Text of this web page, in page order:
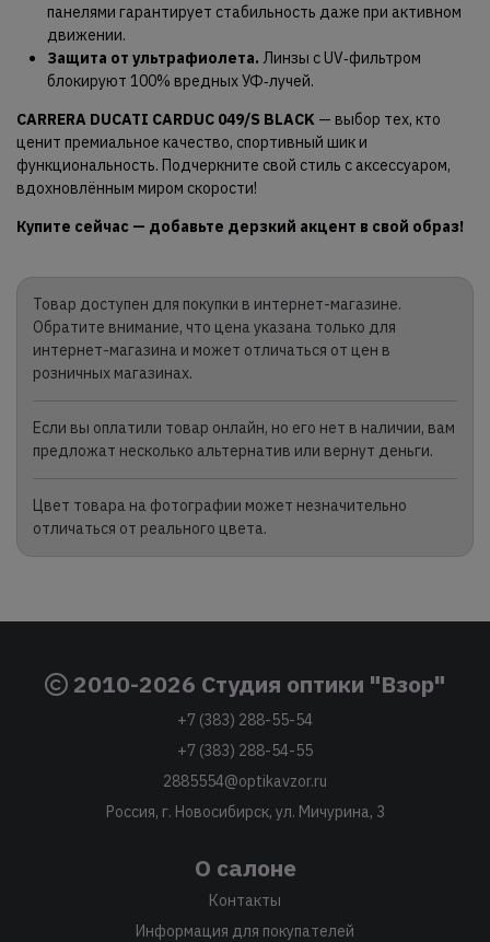
панелями гарантирует стабильность даже при активном
движении.
Защита от ультрафиолета. Линзы с UV‑фильтром
блокируют 100% вредных УФ‑лучей.
CARRERA DUCATI CARDUC 049/S BLACK— выбор тех, кто
ценит премиальное качество, спортивный шик и
функциональность. Подчеркните свой стиль с аксессуаром,
вдохновлённым миром скорости!
Купите сейчас — добавьте дерзкий акцент в свой образ!
Товар доступен для покупки в интернет-магазине.
Обратите внимание, что цена указана только для
интернет-магазина и может отличаться от цен в
розничных магазинах.
Если вы оплатили товар онлайн, но его нет в наличии, вам
предложат несколько альтернатив или вернут деньги.
Цвет товара на фотографии может незначительно
отличаться от реального цвета.
2010-2026 Студия оптики "Взор"
+7 (383) 288-55-54
+7 (383) 288-54-55
2885554@optikavzor.ru
Россия, г. Новосибирск, ул. Мичурина, 3
О салоне
Контакты
Информация для покупателей